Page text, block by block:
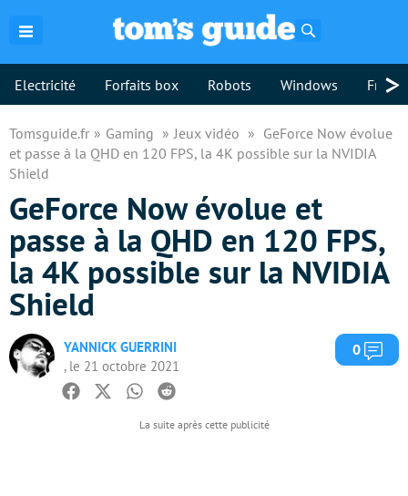
Electricité Forfaits box Robots Windows >
Tomsguide.fr Gaming Jeux vidéo
GeForce Now évolue
et passe à la QHD en 120 FPS, la 4K possible sur la NVIDIA
Shield
GeForce Now évolue et
passe à la QHD en 120 FPS,
la 4K possible sur la NVIDIA
Shield
YANNICK GUERRINI
, le 21 octobre 2021
0
Facebook
TwitterWhatsapp
Reddit